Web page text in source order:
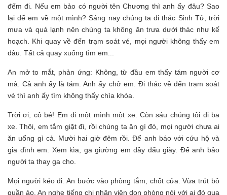
đếm đi. Nếu em bảo có người tên Chương thì anh ấy đâu? Sao
lại để em về một mình? Sáng nay chúng ta đi thác Sinh Tử, trời
mưa và quá lạnh nên chúng ta không ăn trưa dưới thác như kế
hoạch. Khi quay về đến trạm soát vé, mọi người không thấy em
đâu. Tất cả quay xuống tìm em...
An mở to mắt, phản ứng: Không, từ đầu em thấy tám người cơ
mà. Cả anh ấy là tám. Anh ấy chở em. Đi thác về đến trạm soát
vé thì anh ấy tìm không thấy chìa khóa.
Trời ơi, cô bé! Em đi một mình một xe. Còn sáu chúng tôi đi ba
xe. Thôi, em tắm giặt đi, rồi chúng ta ăn gì đó, mọi người chưa ai
ăn uống gì cả. Mười hai giờ đêm rồi. Để anh báo với cứu hộ và
gia đình em. Xem kìa, ga giường em đầy dấu giày. Để anh bảo
người ta thay ga cho.
Mọi người kéo đi. An bước vào phòng tắm, chốt cửa. Vừa trút bỏ
quần áo, An nghe tiếng chị nhân viên dọn phòng nói với ai đó qua